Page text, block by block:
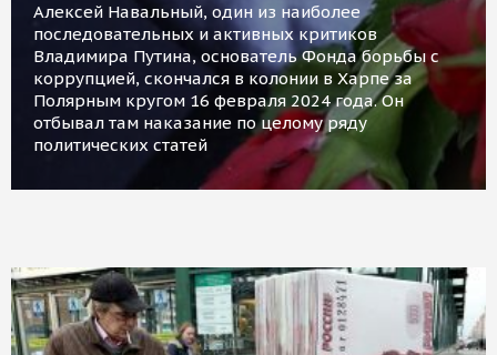
Алексей Навальный, один из наиболее
последовательных и активных критиков
Владимира Путина, основатель Фонда борьбы с
коррупцией, скончался в колонии в Харпе за
Полярным кругом 16 февраля 2024 года. Он
отбывал там наказание по целому ряду
политических статей